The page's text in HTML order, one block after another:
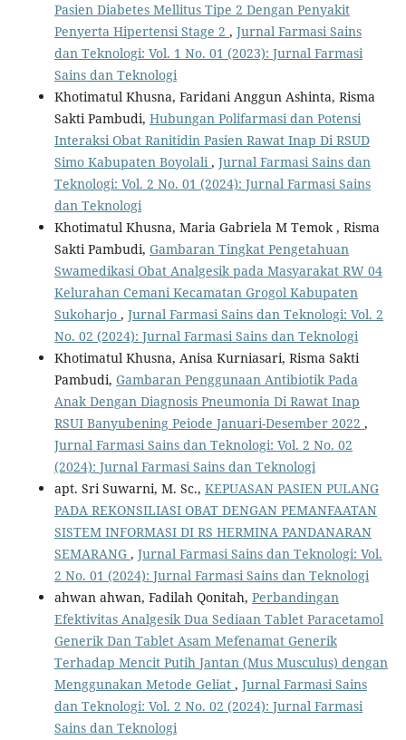
Pasien Diabetes Mellitus Tipe 2 Dengan Penyakit
Penyerta Hipertensi Stage 2 , Jurnal Farmasi Sains
dan Teknologi: Vol. 1 No. 01 (2023): Jurnal Farmasi
Sains dan Teknologi
Khotimatul Khusna, Faridani Anggun Ashinta, Risma
Sakti Pambudi, Hubungan Polifarmasi dan Potensi
Interaksi Obat Ranitidin Pasien Rawat Inap Di RSUD
Simo Kabupaten Boyolali, Jurnal Farmasi Sains dan
Teknologi: Vol. 2 No. 01 (2024): Jurnal Farmasi Sains
dan Teknologi
Khotimatul Khusna, Maria Gabriela M Temok , Risma
Sakti Pambudi, Gambaran Tingkat Pengetahuan
Swamedikasi Obat Analgesik pada Masyarakat RW 04
Kelurahan Cemani Kecamatan Grogol Kabupaten
Sukoharjo , Jurnal Farmasi Sains dan Teknologi: Vol. 2
No. 02 (2024): Jurnal Farmasi Sains dan Teknologi
Khotimatul Khusna, Anisa Kurniasari, Risma Sakti
Pambudi, Gambaran Penggunaan Antibiotik Pada
Anak Dengan Diagnosis Pneumonia Di Rawat Inap
RSUI Banyubening Peiode Januari-Desember 2022 ,
Jurnal Farmasi Sains dan Teknologi: Vol. 2 No. 02
(2024): Jurnal Farmasi Sains dan Teknologi
apt. Sri Suwarni, M. Sc., KEPUASAN PASIEN PULANG
PADA REKONSILIASI OBAT DENGAN PEMANFAATAN
SISTEM INFORMASI DI RS HERMINA PANDANARAN
SEMARANG , Jurnal Farmasi Sains dan Teknologi: Vol.
2 No. 01 (2024): Jurnal Farmasi Sains dan Teknologi
ahwan ahwan, Fadilah Qonitah, Perbandingan
Efektivitas Analgesik Dua Sediaan Tablet Paracetamol
Generik Dan Tablet Asam Mefenamat Generik
Terhadap Mencit Putih Jantan (Mus Musculus) dengan
Menggunakan Metode Geliat , Jurnal Farmasi Sains
dan Teknologi: Vol. 2 No. 02 (2024): Jurnal Farmasi
Sains dan Teknologi